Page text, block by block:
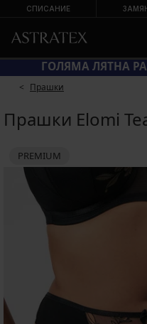
СПИСАНИЕ
ГОЛЯМА ЛЯТНА
Прашки
Прашки Elomi
PREMIUM